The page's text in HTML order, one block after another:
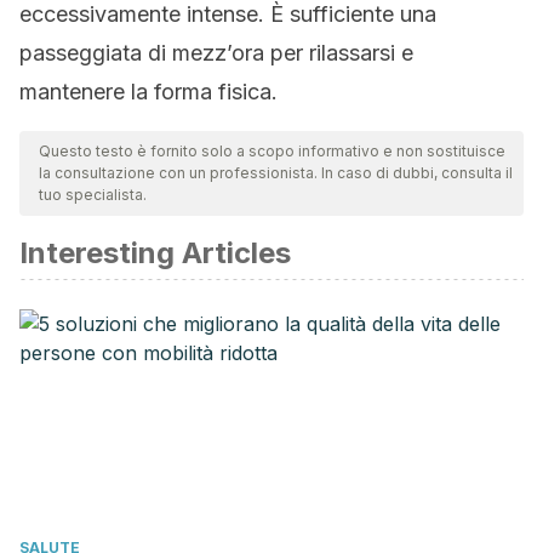
eccessivamente intense. È sufficiente una
passeggiata di mezz’ora per rilassarsi e
mantenere la forma fisica.
Questo testo è fornito solo a scopo informativo e non sostituisce
la consultazione con un professionista. In caso di dubbi, consulta il
tuo specialista.
Interesting Articles
SALUTE